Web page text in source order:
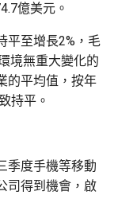
億美元。
平至增長2%，毛
境無重大變化的
的平均值，按年
持平。
季度手機等移動
司得到機會，啟